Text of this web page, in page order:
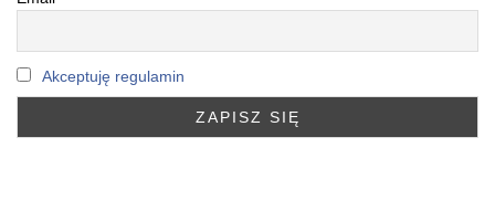
Akceptuję regulamin